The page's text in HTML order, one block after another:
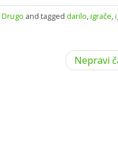
Drugo and tagged darilo,igrače,
Nepravi